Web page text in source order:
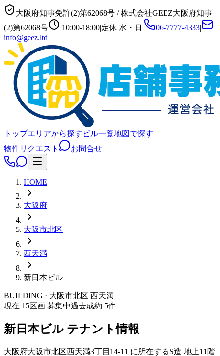
大阪府知事免許(2)第62068号 /株式会社GEEZ大阪府知事
(2)第62068号
10:00-18:00|定休 水・日 | 06-7777-4333|
info@geez.ltd
トップエリアから探す ビル一覧地図で探す
物件リクエスト
お問合せ
HOME
大阪府
大阪市北区
西天満
新日本ビル
BUILDING · 大阪市北区 西天満
現在 15区画 募集中過去成約 5件
新日本ビル テナント情報
大阪府大阪市北区西天満3丁目14-11 に所在するS造 地上11階